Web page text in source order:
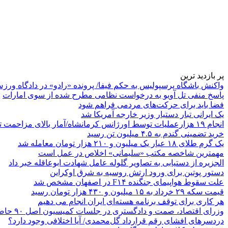
پر بازدید ترین
واکنش باشگاه پرسپولیس به حکم فیفا/ پرونده «رادو» در دادگاه
پاسخ منفی تل آویو به درخواست نظامی مطرح شده از سوی امارات
فضا باید برای حرکت‌های مردمی فراهم شود
یک ایرانی تبار دستیار وزیر خارجه آمریکا شد
انجام ۱۹ هزارعملیات توسط اورژانس کرمانشاه/آمار بالای مزاحمت تلفنی
خرید تضمینی گندم به ۴.۵ میلیون تن رسید
یک گرم طلای ۱۸ عیار یک میلیون و ۲۱۰ هزار تومان معامله شد
مهمترین شاخصه مکتب «سلیمانی» اخلاص در عمل است
الجزیره از دستیابی به تصاویر گلوله عامل شهادت ابوعاقله خبر داد
دستور پوتین برای ورود ارتش روسیه به شرق اوکراین
علت سقوط هواپیمای جنگنده F۱۴ در اصفهان مشخص شد
قیمت سکه ۲۹ خرداد به ۱۵ میلیون و ۴۳۰ هزار تومان رسید
هر کاری برای توقف برنامه هسته‌ای ایران انجام می دهیم
وزرای اقتصاد، صمت و دادگستری در جلسات کمیسیون اصل ۹۰ حاضر می‌شوند
دردسرهای افشای رقم قرارداد گل‌محمدی/ آیا اختلافی وجود دارد؟